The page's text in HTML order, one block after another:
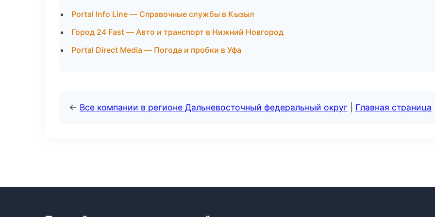
Portal Info Line — Справочные службы в Кызыл
Город 24 Fast — Авто и транспорт в Нижний Новгород
Portal Direct Media — Погода и пробки в Уфа
← Все компании в регионе Дальневосточный федеральный округ Главная страница